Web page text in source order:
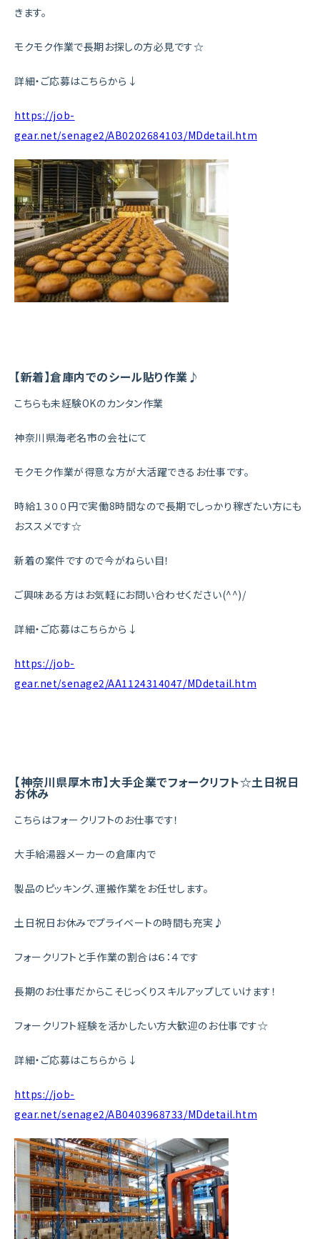
きます。
モクモク作業で長期お探しの方必見です☆
詳細・ご応募はこちらから↓
https://job-
gear.net/senage2/AB0202684103/MDdetail.htm
【新着】倉庫内でのシール貼り作業♪
こちらも未経験OKのカンタン作業
神奈川県海老名市の会社にて
モクモク作業が得意な方が大活躍できるお仕事です。
時給１３００円で実働8時間なので長期でしっかり稼ぎたい方にも
おススメです☆
新着の案件ですので今がねらい目！
ご興味ある方はお気軽にお問い合わせください(^^)/
詳細・ご応募はこちらから↓
https://job-
gear.net/senage2/AA1124314047/MDdetail.htm
【神奈川県厚木市】大手企業でフォークリフト☆土日祝日
お休み
こちらはフォークリフトのお仕事です！
大手給湯器メーカーの倉庫内で
製品のピッキング、運搬作業をお任せします。
土日祝日お休みでプライベートの時間も充実♪
フォークリフトと手作業の割合は６：４です
長期のお仕事だからこそじっくりスキルアップしていけます！
フォークリフト経験を活かしたい方大歓迎のお仕事です☆
詳細・ご応募はこちらから↓
https://job-
gear.net/senage2/AB0403968733/MDdetail.htm